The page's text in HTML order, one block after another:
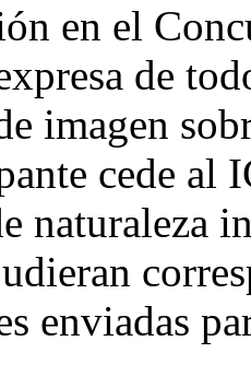
en el
de
imagen
cede al
naturaleza
enviadas